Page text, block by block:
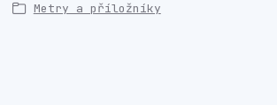
Metry a příložníky